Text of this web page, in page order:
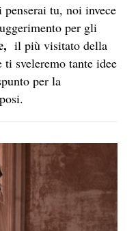
tu, noi invece
per gli
il più visitato della
ti sveleremo tante idee
per la